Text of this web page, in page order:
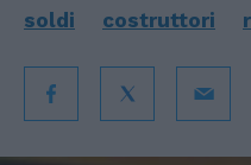
soldi costruttori